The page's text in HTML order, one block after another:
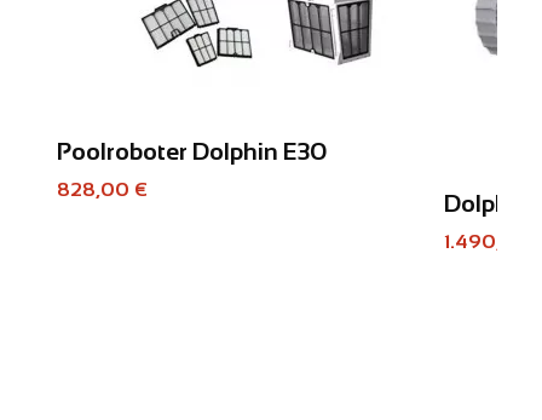
Poolroboter Dolphin E30
828,00 €
Dolphin
1.490,00